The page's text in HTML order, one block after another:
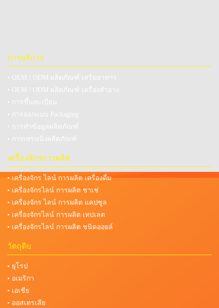
การบริการ
• OEM / ODM ผลิตภัณฑ์ เสริมอาหาร
• OEM / ODM ผลิตภัณฑ์ เครื่องสำอาง
• การขึ้นทะเบียน
• การออกแบบ Packaging
• การทำข้อมูลผลิตภัณฑ์
• การเทรนนิ่งผลิตภัณฑ์
เครื่องจักรการผลิต
• เครื่องจักร ไลน์ การผลิต เครื่องดื่ม
• เครื่องจักรไลน์ การผลิต ชาเช่
• เครื่องจักร ไลน์ การผลิต แคปซูล
• เครื่องจักรไลน์ การผลิต เทปเลต
• เครื่องจักรไลน์ การผลิต ชนิดออยล์
วัตถุดิบ
• ยุโรป
• อเมริกา
• เอเชีย
• ออสเตรเลีย